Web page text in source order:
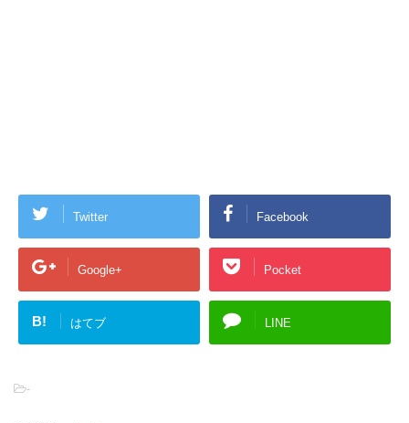
Twitter Facebook
Google+ Pocket
B! はてブ LINE
-